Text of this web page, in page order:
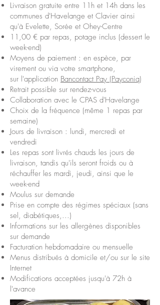
Livraison gratuite entre 11h et 14h dans les
communes d'Havelange et Clavier ainsi
qu'à Evelette, Sorée et Ohey-Centre
11,00 € par repas, potage inclus (dessert le
week-end)
Moyens de paiement : en espèce, par
virement ou via votre smartphone,
sur l'application Bancontact Pay (Payconiq)
Retrait possible sur rendez-vous
Collaboration avec le CPAS d'Havelange
Choix de la fréquence (même 1 repas par
semaine)
Jours de livraison : lundi, mercredi et
vendredi
Les repas sont livrés chauds les jours de
livraison, tandis qu'ils seront froids ou à
réchauffer les mardi, jeudi, ainsi que le
week-end
Moulus sur demande
Prise en compte des régimes spéciaux (sans
sel, diabétiques,...)
Informations sur les allergènes disponibles
sur demande
Facturation hebdomadaire ou mensuelle
Menus distribués à domicile et/ou sur le site
Internet
Modifications acceptées jusqu'à 72h à
l'avance